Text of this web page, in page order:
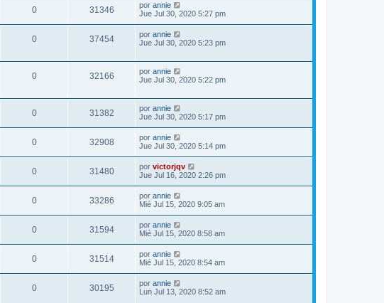
0 31346 por annie
Jue Jul 30, 2020 5:27 pm
0 37454 por annie
Jue Jul 30, 2020 5:23 pm
0 32166 por annie
Jue Jul 30, 2020 5:22 pm
0 31382 por annie
Jue Jul 30, 2020 5:17 pm
0 32908 por annie
Jue Jul 30, 2020 5:14 pm
0 31480 por victorjqv
Jue Jul 16, 2020 2:26 pm
0 33286 por annie
Mié Jul 15, 2020 9:05 am
0 31594 por annie
Mié Jul 15, 2020 8:58 am
0 31514 por annie
Mié Jul 15, 2020 8:54 am
0 30195 por annie
Lun Jul 13, 2020 8:52 am